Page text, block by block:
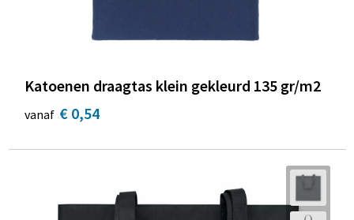
Katoenen draagtas klein gekleurd 135 gr/m2
vanaf € 0,54